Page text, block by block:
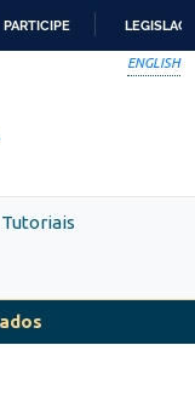
PARTICIPE
ENGLISH
Tutoriais